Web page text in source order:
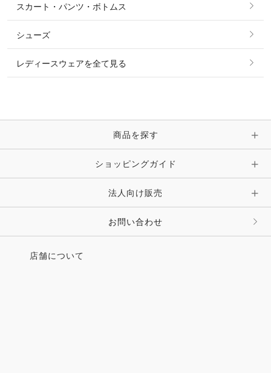
ベルト
時計・財布・キーケース・革小物
キーホルダー・チャーム・ストラップ
その他 ファッション雑貨
リング
ピアス・イヤリング
ピン・ブローチ・コサージュ
その他 アクセサリー
スカート・パンツ・ボトムス
シューズ
レディースウェアを全て見る
商品を探す
ショッピングガイド
法人向け販売
お問い合わせ
店舗について